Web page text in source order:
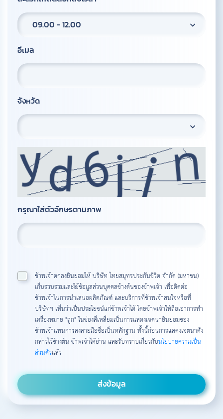
09.00 - 12.00
อีเมล
จังหวัด
กรุณาใส่ตัวอักษรตามภาพ
ข้าพเจ้าตกลงยินยอมให้ บริษัท ไทยสมุทรประกันชีวิต จำกัด (มหาชน)
เก็บรวบรวมและใช้ข้อมูลส่วนบุคคลข้างต้นของข้าพเจ้า เพื่อติดต่อ
ข้าพเจ้าในการนำเสนอผลิตภัณฑ์ และบริการที่ข้าพเจ้าสนใจหรือที่
บริษัทฯ เห็นว่าเป็นประโยชน์แก่ข้าพเจ้าได้ โดยข้าพเจ้าให้ถือเอาการทำ
เครื่องหมาย "ถูก" ในช่องสี่เหลี่ยมเป็นการแสดงเจตนายินยอมของ
ข้าพเจ้าแทนการลงลายมือชื่อเป็นหลักฐาน ทั้งนี้ก่อนการแสดงเจตนาดัง
กล่าวไว้ข้างต้น ข้าพเจ้าได้อ่าน และรับทราบเกี่ยวกับนโยบายความเป็น
ส่วนตัวแล้ว